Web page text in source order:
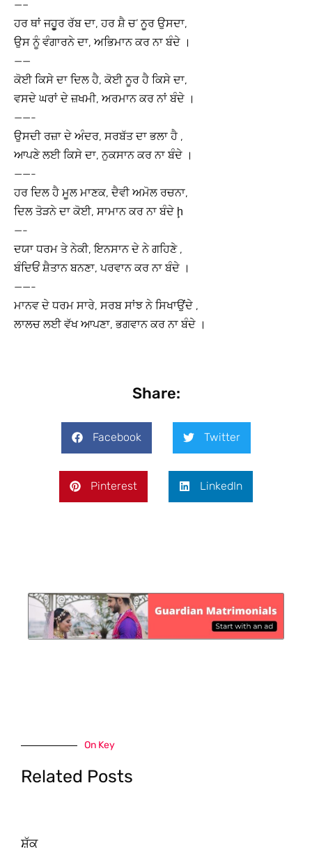
—–
ਹਰ ਥਾਂ ਜਹੂੂਰ ਰੱਬ ਦਾ, ਹਰ ਸ਼ੈ ਚ’ ਨੂਰ ਉਸਦਾ,
ਉਸ ਨੂੰ ਵੰਗਾਰਨੇ ਦਾ, ਅਭਿਮਾਨ ਕਰ ਨਾ ਬੰਦੇ ।
——
ਕੋਈ ਕਿਸੇ ਦਾ ਦਿਲ ਹੈ, ਕੋਈ ਨੂਰ ਹੈ ਕਿਸੇ ਦਾ,
ਵਸਦੇ ਘਰਾਂ ਦੇ ਜ਼ਖਮੀ, ਅਰਮਾਨ ਕਰ ਨਾਂ ਬੰਦੇ ।
——-
ਉਸਦੀ ਰਜ਼ਾ ਦੇ ਅੰਦਰ, ਸਰਬੱਤ ਦਾ ਭਲਾ ਹੈ ,
ਆਪਣੇ ਲਈ ਕਿਸੇ ਦਾ, ਨੁਕਸਾਨ ਕਰ ਨਾ ਬੰਦੇ ।
——-
ਹਰ ਦਿਲ ਹੈ ਮੂਲ ਮਾਣਕ, ਦੈਵੀ ਅਮੋਲ ਰਚਨਾ,
ਦਿਲ ਤੋੜਨੇ ਦਾ ਕੋਈ, ਸਾਮਾਨ ਕਰ ਨਾ ਬੰਦੇ ḩ
—-
ਦਯਾ ਧਰਮ ਤੇ ਨੇਕੀ, ਇਨਸਾਨ ਦੇ ਨੇ ਗਹਿਣੇ ,
ਬੰਦਿਓਂ ਸ਼ੈਤਾਨ ਬਨਣਾ, ਪਰਵਾਨ ਕਰ ਨਾ ਬੰਦੇ ।
——-
ਮਾਨਵ ਦੇ ਧਰਮ ਸਾਰੇ, ਸਰਬ ਸਾਂਝ ਨੇ ਸਿਖਾਉਂਦੇ ,
ਲਾਲਚ ਲਈ ਵੱਖ ਆਪਣਾ, ਭਗਵਾਨ ਕਰ ਨਾ ਬੰਦੇ ।
Share:
Facebook Twitter
Pinterest LinkedIn
On Key
Related Posts
ਸ਼ੱਕ